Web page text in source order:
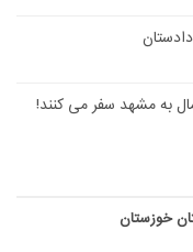
به مشهد سفر می کنند!
خوزستان